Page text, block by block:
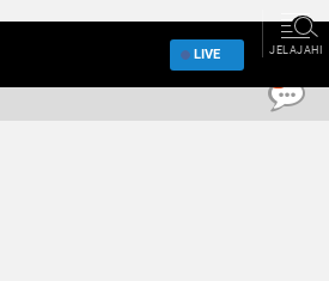
LIVE JELAJAHI